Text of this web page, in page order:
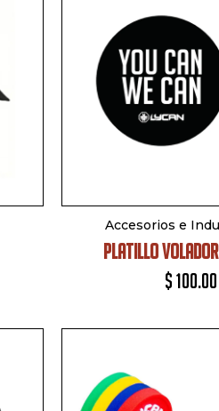
Accesorios e
PLATILLO
$ 100.00